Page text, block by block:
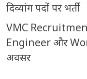
दिव्यांग पदों पर भर्ती
VMC
Engineer और
अवसर